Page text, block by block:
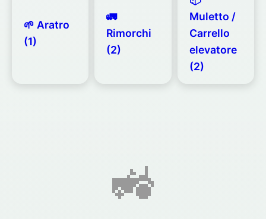
🌱 Aratro
(1)
🚛
Rimorchi
(2)
Muletto /
Carrello
elevatore
(2)
🚜